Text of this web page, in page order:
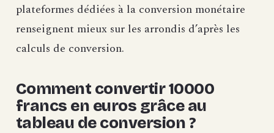
plateformes dédiées à la conversion monétaire
renseignent mieux sur les arrondis d’après les
calculs de conversion.
Comment convertir 10000
francs en euros grâce au
tableau de conversion ?